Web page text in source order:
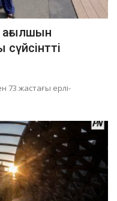
ағылшын
73 жастағы ерлі-